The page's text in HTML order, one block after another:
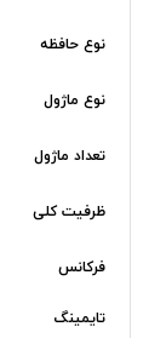
نوع حافظه
نوع ماژول
تعداد ماژول
ظرفیت کلی
فرکانس
تایمینگ